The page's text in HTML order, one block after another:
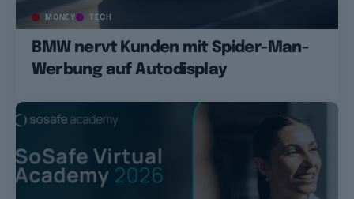
MONEY TECH
BMW nervt Kunden mit Spider-Man-
Werbung auf Autodisplay